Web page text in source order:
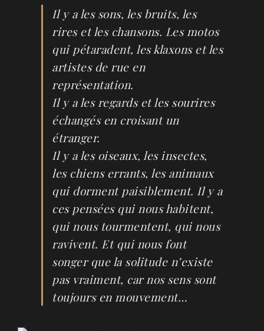
Il y a les sons, les bruits, les
rires et les chansons. Les motos
qui pétaradent, les klaxons et les
artistes de rue en
représentation.
Il y a les regards et les sourires
échangés en croisant un
étranger.
Il y a les oiseaux, les insectes,
les chiens errants, les animaux
qui dorment paisiblement. Il y a
ces pensées qui nous habitent,
qui nous tourmentent, qui nous
ravivent. Et qui nous font
songer que la solitude n’existe
pas vraiment, car nos sens sont
toujours en mouvement…